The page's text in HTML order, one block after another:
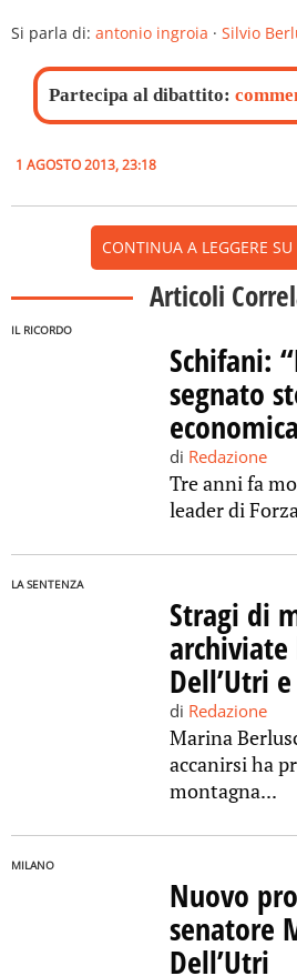
Si parla di: antonio ingroia · Silvio
Partecipa al dibattito:
1 AGOSTO 2013, 23:18
CONTINUA A LEGGERE
Articoli
IL RICORDO
Schifani:
segnato
di Redazione
Tre anni fa
leader di
LA SENTENZA
Stragi di
archiviate
Dell’Utri
di Redazione
Marina
accanirsi ha
montagna...
MILANO
Nuovo
senatore
Dell’Utri